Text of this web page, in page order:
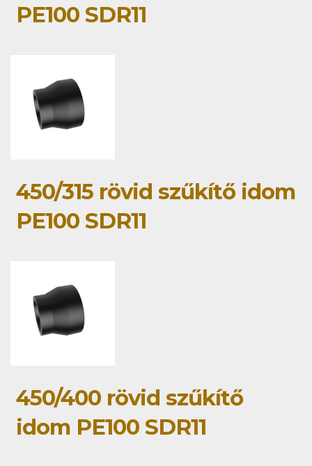
PE100 SDR11
450/315 rövid szűkítő idom
PE100 SDR11
450/400 rövid szűkítő
idom PE100 SDR11